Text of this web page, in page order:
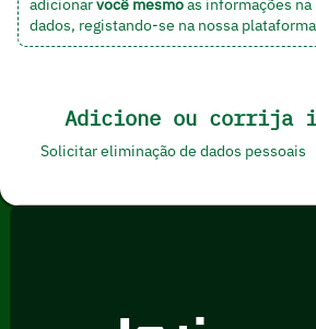
dados, registando-se na nossa plataforma
Adicione ou corrija
Solicitar eliminação de dados pessoais